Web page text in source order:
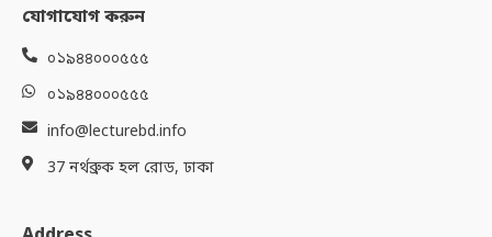
যোগাযোগ করুন
০১৯৪৪০০০৫৫৫
০১৯৪৪০০০৫৫৫
info@lecturebd.info
37 নর্থব্রুক হল রোড, ঢাকা